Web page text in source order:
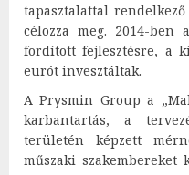
tapasztalattal
célozza meg. 2014-
fordított fejlesztésre, a
eurót invesztáltak.
A Prysmin Group a
karbantartás, a
területén képzett
műszaki szakembereket